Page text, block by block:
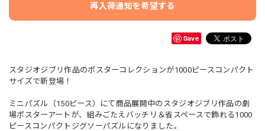
再入荷通知を希望する
Save
スタジオジブリ作品のポスターコレクションが1000ピースコンパクト
サイズで新登場！
ミニパズル（150ピース）にて商品展開中のスタジオジブリ作品の劇
場ポスターアートが、組みごたえバッチリ＆省スペースで飾れる1000
ピースコンパクトジグソーパズルになりました。